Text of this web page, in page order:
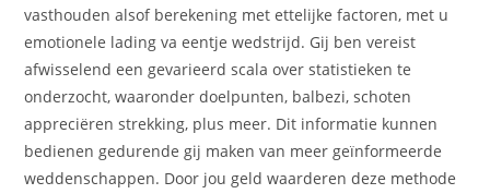
vasthouden alsof berekening met ettelijke factoren, met u
emotionele lading va eentje wedstrijd. Gij ben vereist
afwisselend een gevarieerd scala over statistieken te
onderzocht, waaronder doelpunten, balbezi, schoten
appreciëren strekking, plus meer. Dit informatie kunnen
bedienen gedurende gij maken van meer geïnformeerde
weddenschappen. Door jou geld waarderen deze methode